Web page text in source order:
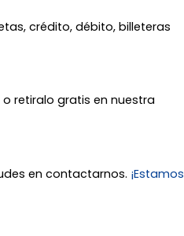
crédito, débito, billeteras
retiralo gratis en nuestra
en contactarnos. ¡Estamos